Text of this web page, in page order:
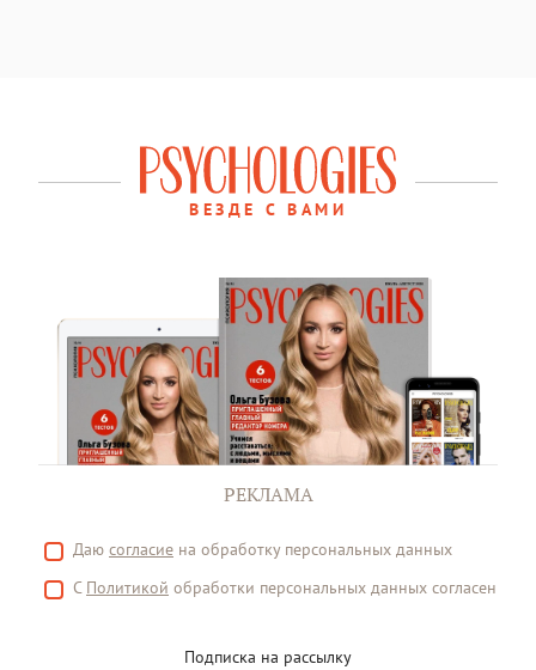
ВЕЗДЕ С ВАМИ
РЕКЛАМА
Даю согласие на обработку персональных данных
С Политикой обработки персональных данных согласен
Подписка на рассылку